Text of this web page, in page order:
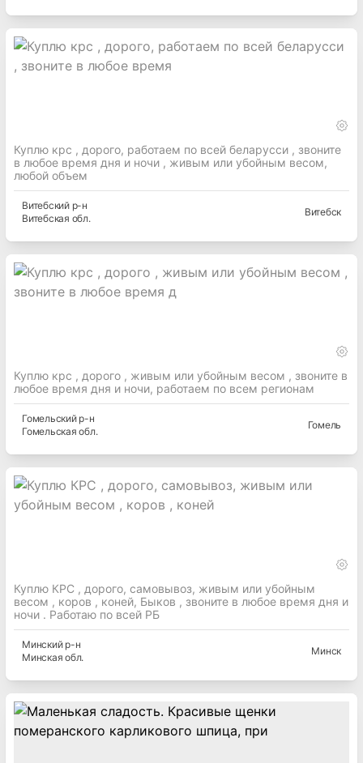
Куплю крс , дорого, работаем по всей беларусси , звоните
в любое время дня и ночи , живым или убойным весом,
любой объем
Витебскийр-н
Витебская обл.
Витебск
Куплю крс , дорого , живым или убойным весом , звоните в
любое время дня и ночи, работаем по всем регионам
Гомельскийр-н
Гомельская обл.
Гомель
Куплю КРС , дорого, самовывоз, живым или убойным
весом , коров , коней, Быков , звоните в любое время дня и
ночи . Работаю по всей РБ
Минскийр-н
Минская обл.
Минск